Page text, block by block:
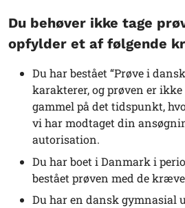
Du behøver ikke tage
opfylder et af følgende
Du har bestået “Prøve i
karakterer, og prøven er ikke
gammel på det tidspunkt,
vi har modtaget din
autorisation.
Du har boet i Danmark i
bestået prøven med de
Du har en dansk gymnasial